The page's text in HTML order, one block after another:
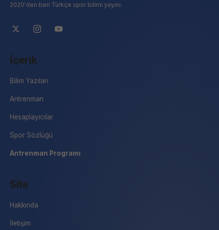
2020'den beri Türkçe spor bilimi yayını.
İçerik
Bilim Yazıları
Antrenman
Hesaplayıcılar
Spor Sözlüğü
Antrenman Programı
Site
Hakkında
İletişim